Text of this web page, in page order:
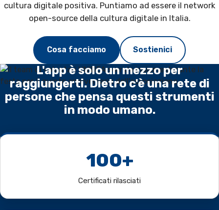
cultura digitale positiva. Puntiamo ad essere il network
open-source della cultura digitale in Italia.
Cosa facciamo Sostienici
L'app è solo un mezzo per
raggiungerti. Dietro c'è una rete di
persone che pensa questi strumenti
in modo umano.
100+
Certificati rilasciati